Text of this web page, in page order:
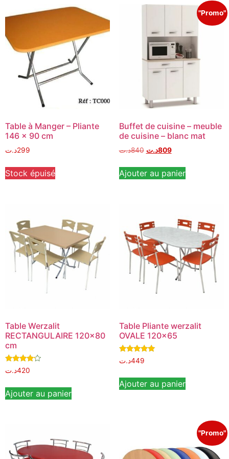
Table à Manger – Pliante
146 x 90 cm
299د.ت
Stock épuisé
"Promo"
Buffet de cuisine – meuble
de cuisine – blanc mat
840د.ت 809د.ت
Ajouter au panier
Table Werzalit
RECTANGULAIRE 120×80
cm
Note
4.00
420د.ت
Ajouter au panier
Table Pliante werzalit
OVALE 120×65
Note
5.00
449د.ت
Ajouter au panier
"Promo"